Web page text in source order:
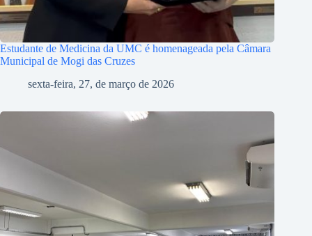
Estudante de Medicina da UMC é homenageada pela Câmara
Municipal de Mogi das Cruzes
sexta-feira, 27, de março de 2026